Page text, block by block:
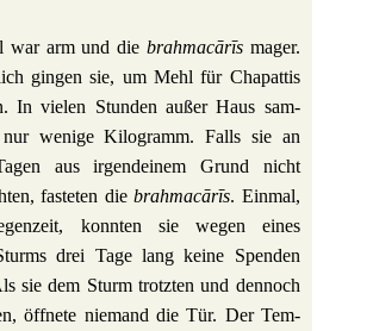
war arm und die brah­macārīs mager.
gingen sie, um Mehl für Cha­pattis
In vielen Stunden außer Haus sam­
wenige Kilo­gramm. Falls sie an
aus irgend­einem Grund nicht
fasteten diebrah­macārīs. Einmal,
konnten sie wegen eines
drei Tage lang keine Spenden
sie dem Sturm trotzten und den­noch
öff­nete nie­mand die Tür. Der Tem­